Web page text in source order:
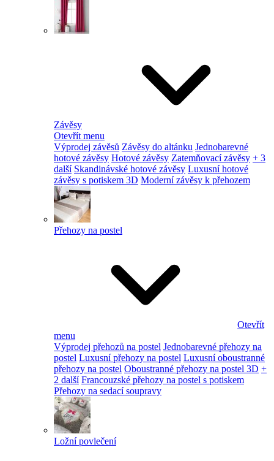
Závěsy
Otevřít menu
Výprodej závěsů Závěsy do altánku Jednobarevné
hotové závěsy Hotové závěsy Zatemňovací závěsy + 3
další Skandinávské hotové závěsy Luxusní hotové
závěsy s potiskem 3D Moderní závěsy k přehozem
Přehozy na postel
Otevřít
menu
Výprodej přehozů na postel Jednobarevné přehozy na
postel Luxusní přehozy na postel Luxusní oboustranné
přehozy na postel Oboustranné přehozy na postel 3D +
2 další Francouzské přehozy na postel s potiskem
Přehozy na sedací soupravy
Ložní povlečení